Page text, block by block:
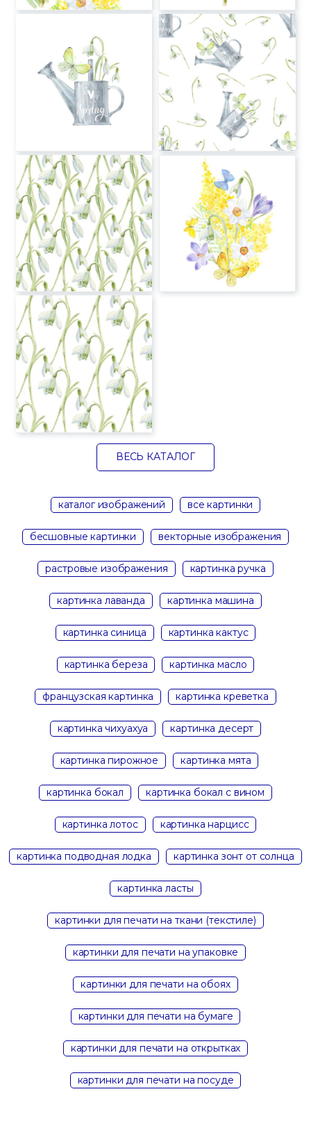
ВЕСЬ КАТАЛОГ
каталог изображений все картинки
бесшовные картинки векторные изображения
растровые изображения картинка ручка
картинка лаванда картинка машина
картинка синица картинка кактус
картинка береза картинка масло
французская картинка картинка креветка
картинка чихуахуа картинка десерт
картинка пирожное картинка мята
картинка бокал картинка бокал с вином
картинка лотос картинка нарцисс
картинка подводная лодка картинка зонт от солнца
картинка ласты
картинки для печати на ткани (текстиле)
картинки для печати на упаковке
картинки для печати на обоях
картинки для печати на бумаге
картинки для печати на открытках
картинки для печати на посуде